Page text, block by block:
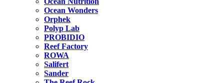
Ocean Wonders
Orphek
Polyp Lab
PROBIDIO
Reef Factory
ROWA
Salifert
Sander